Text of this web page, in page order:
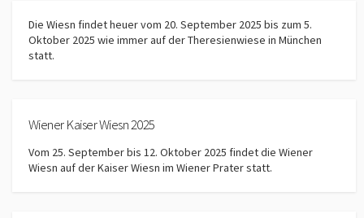
Die Wiesn findet heuer vom 20. September 2025 bis zum 5.
Oktober 2025 wie immer auf der Theresienwiese in München
statt.
Wiener Kaiser Wiesn 2025
Vom 25. September bis 12. Oktober 2025 findet die Wiener
Wiesn auf der Kaiser Wiesn im Wiener Prater statt.